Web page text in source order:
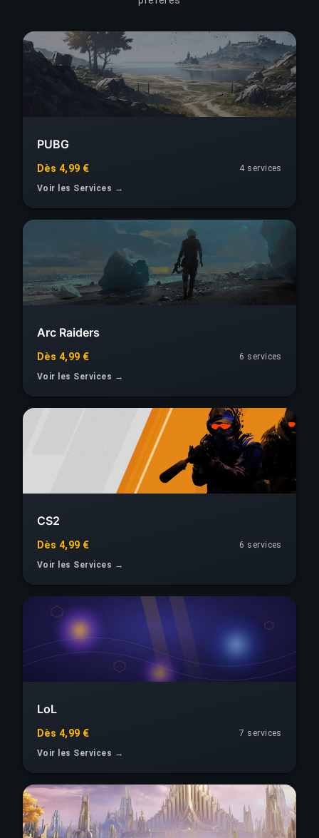
PUBG
Dès 4,99 €
4 services
Voir les Services →
Arc Raiders
Dès 4,99 €
6 services
Voir les Services →
CS2
Dès 4,99 €
6 services
Voir les Services →
LoL
Dès 4,99 €
7 services
Voir les Services →